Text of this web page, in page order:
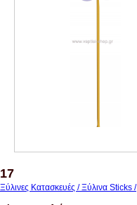
17
Ξύλινες Κατασκευές / Ξύλινα Sticks /